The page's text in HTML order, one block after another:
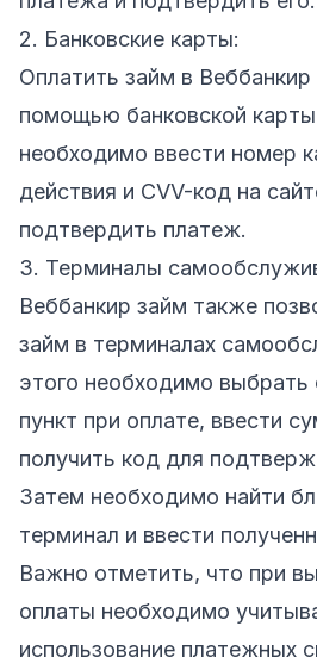
2. Банковские карты:
Оплатить займ в
помощью банковской
необходимо ввести номер
действия и CVV-код на
подтвердить платеж.
3. Терминалы
Веббанкир займ также
займ в терминалах
этого необходимо
пункт при оплате, ввести
получить код для
Затем необходимо найти
терминал и ввести
Важно отметить, что при
оплаты необходимо
использование платежных